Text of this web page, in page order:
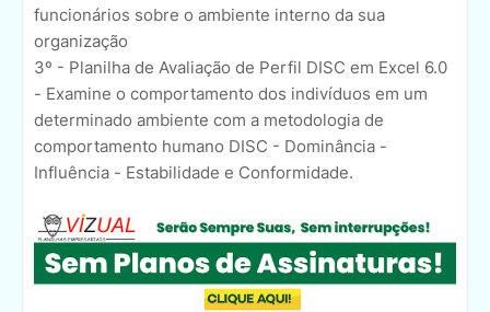
funcionários sobre o ambiente interno da sua
organização
3º - Planilha de Avaliação de Perfil DISC em Excel 6.0
- Examine o comportamento dos indivíduos em um
determinado ambiente com a metodologia de
comportamento humano DISC - Dominância -
Influência - Estabilidade e Conformidade.